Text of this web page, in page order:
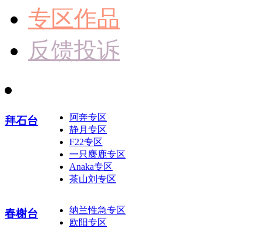
专区作品
反馈投诉
拜石台
阿奔专区
静月专区
F22专区
一只麋鹿专区
Anaka专区
茶山刘专区
春榭台
纳兰性急专区
欧阳专区